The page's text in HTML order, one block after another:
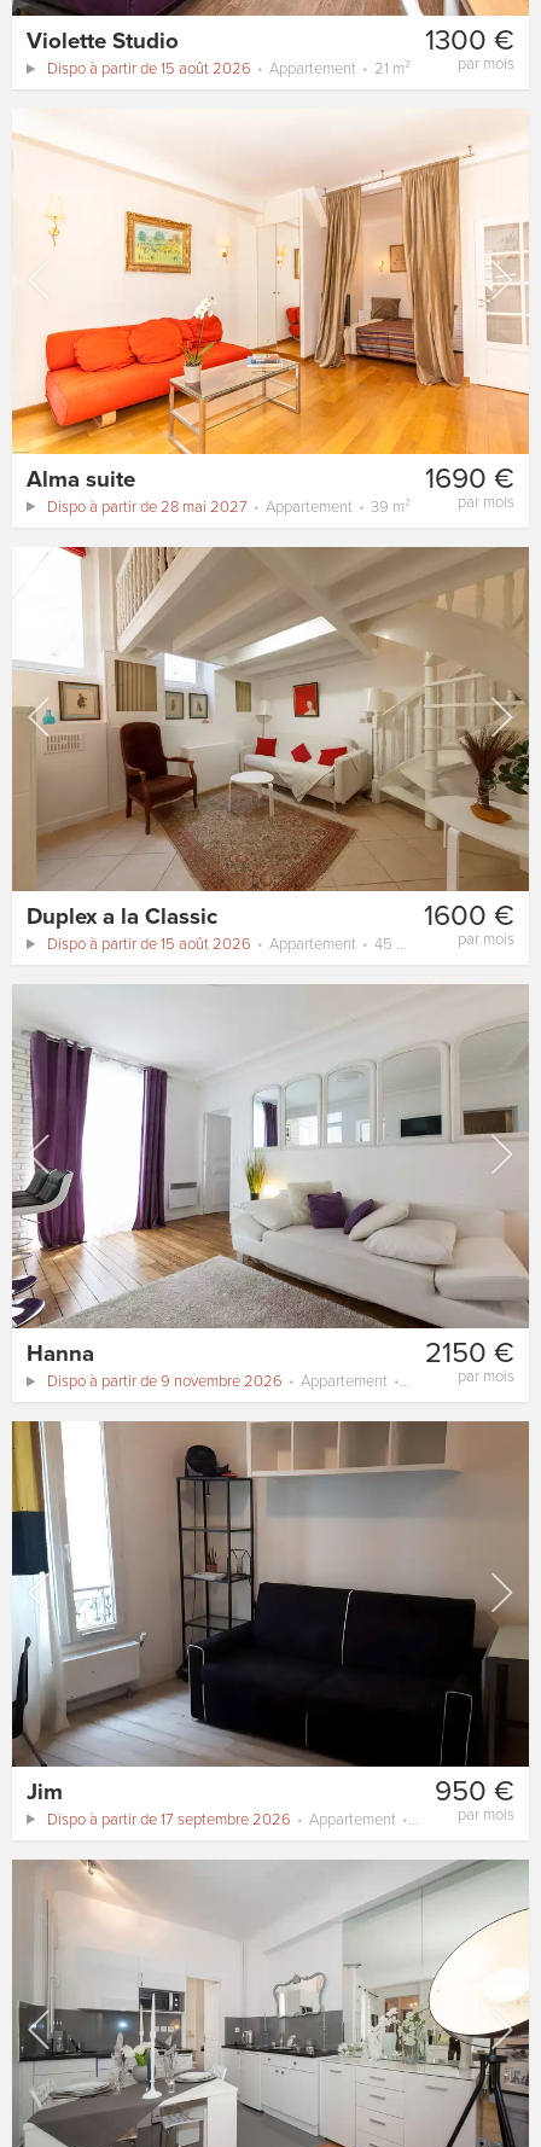
1300 €
par mois
Violette Studio
Dispo à partir de 15 août 2026 Appartement 21 m²
1690 €
par mois
Alma suite
Dispo à partir de 28 mai 2027 Appartement 39 m²
1600 €
par mois
Duplex a la Classic
Dispo à partir de 15 août 2026 Appartement 45 m²
2150 €
par mois
Hanna
Dispo à partir de 9 novembre 2026 Appartement 40 m²
950 €
par mois
Jim
Dispo à partir de 17 septembre 2026 Appartement 18 m²